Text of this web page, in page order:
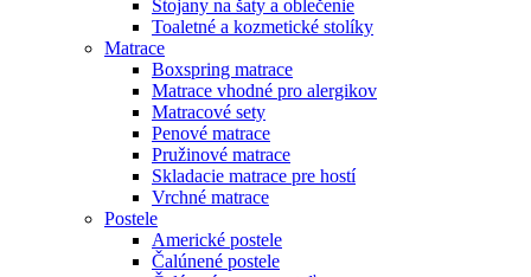
Stojany na šaty a oblečenie
Toaletné a kozmetické stolíky
Matrace
Boxspring matrace
Matrace vhodné pro alergikov
Matracové sety
Penové matrace
Pružinové matrace
Skladacie matrace pre hostí
Vrchné matrace
Postele
Americké postele
Čalúnené postele